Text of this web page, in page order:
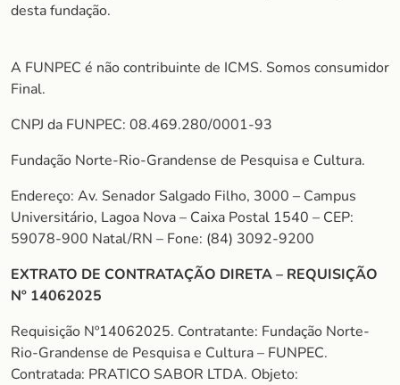
desta fundação.
A FUNPEC é não contribuinte de ICMS. Somos consumidor
Final.
CNPJ da FUNPEC: 08.469.280/0001-93
Fundação Norte-Rio-Grandense de Pesquisa e Cultura.
Endereço: Av. Senador Salgado Filho, 3000 – Campus
Universitário, Lagoa Nova – Caixa Postal 1540 – CEP:
59078-900 Natal/RN – Fone: (84) 3092-9200
EXTRATO DE CONTRATAÇÃO DIRETA – REQUISIÇÃO
Nº 14062025
Requisição Nº14062025. Contratante: Fundação Norte-
Rio-Grandense de Pesquisa e Cultura – FUNPEC.
Contratada: PRATICO SABOR LTDA. Objeto: